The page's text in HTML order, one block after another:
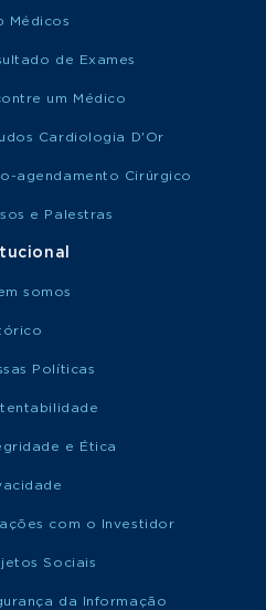
Médicos
de Exames
um Médico
Cardiologia D'Or
agendamento Cirúrgico
e Palestras
somos
Políticas
e Ética
com o Investidor
Sociais
da Informação